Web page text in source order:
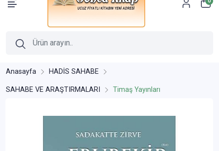
Anasayfa HADİS SAHABE
SAHABE VE ARAŞTIRMALARI Timaş Yayınları